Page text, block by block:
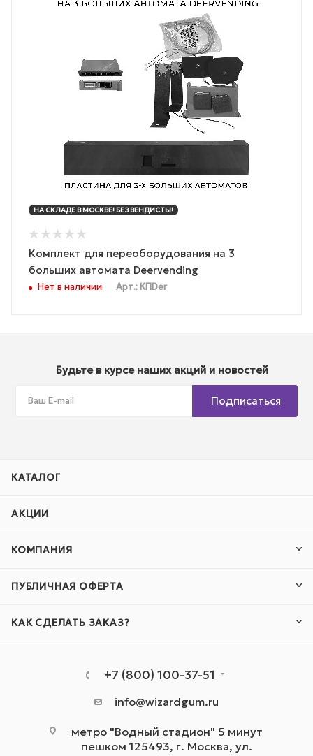
НА СКЛАДЕ В МОСКВЕ! БЕЗ ВЕНДИСТЫ!
Комплект для переоборудования на 3
больших автомата Deervending
Нет в наличии Арт.: КПDer
Будьте в курсе наших акций и новостей
Подписаться
КАТАЛОГ
АКЦИИ
КОМПАНИЯ
ПУБЛИЧНАЯ ОФЕРТА
КАК СДЕЛАТЬ ЗАКАЗ?
+7 (800) 100-37-51
info@wizardgum.ru
метро "Водный стадион" 5 минут
пешком 125493, г. Москва, ул.